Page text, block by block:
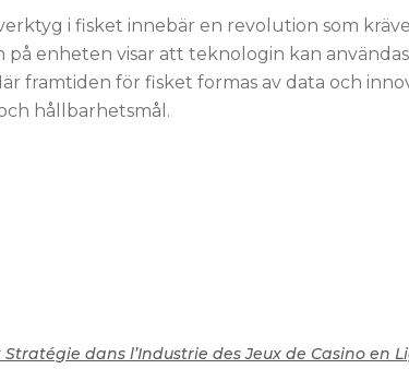
i fisket innebär en revolution som
på enheten visar att teknologin kan
framtiden för fisket formas av data och
hållbarhetsmål.
dans l’Industrie des Jeux de Casino en